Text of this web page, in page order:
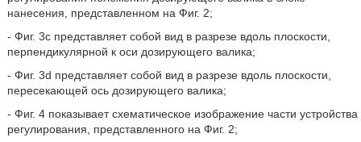
нанесения, представленном на Фиг. 2;
- Фиг. 3с представляет собой вид в разрезе вдоль плоскости,
перпендикулярной к оси дозирующего валика;
- Фиг. 3d представляет собой вид в разрезе вдоль плоскости,
пересекающей ось дозирующего валика;
- Фиг. 4 показывает схематическое изображение части устройства
регулирования, представленного на Фиг. 2;